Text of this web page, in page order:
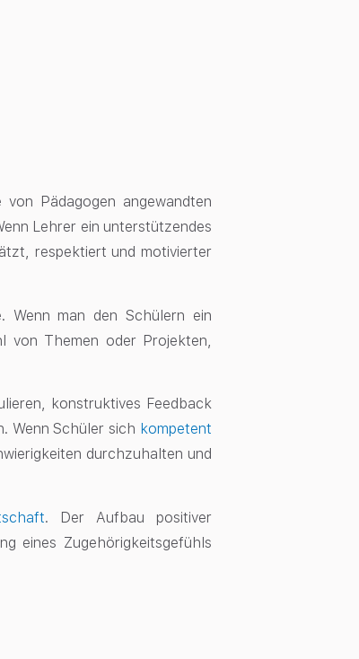
Pädagogen angewandten
Lehrer ein unterstützendes
respektiert und motivierter
. Wenn man den Schülern ein
von Themen oder Projekten,
konstruktives Feedback
Wenn Schüler sich kompetent
durchzuhalten und
. Der Aufbau positiver
eines Zugehörigkeitsgefühls